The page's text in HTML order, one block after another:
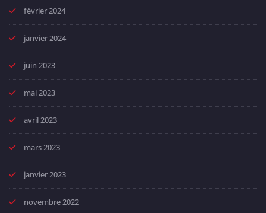
février 2024
janvier 2024
juin 2023
mai 2023
avril 2023
mars 2023
janvier 2023
novembre 2022